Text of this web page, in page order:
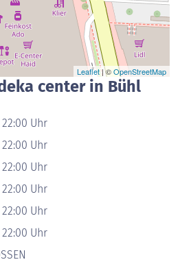
Leaflet| ©OpenStreetMap
center in Bühl
Uhr
Uhr
Uhr
Uhr
Uhr
Uhr